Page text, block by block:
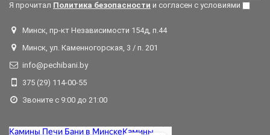
Я прочитал Политика безопасности и согласен с условиями
Минск, пр-кт Независимости 154д, п.44
Минск, ул. Каменногорская, 3 / п. 201
info@pechibani.by
375 (29) 114-00-55
Звоните с 9:00 до 21:00